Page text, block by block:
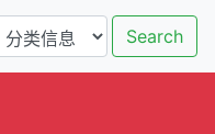
Search